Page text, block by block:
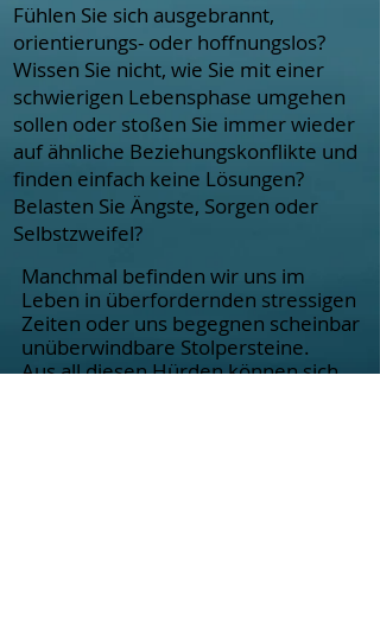
Fühlen Sie sich ausgebrannt,
orientierungs- oder hoffnungslos?
Wissen Sie nicht, wie Sie mit einer
schwierigen Lebensphase umgehen
sollen oder stoßen Sie immer wieder
auf ähnliche Beziehungskonflikte und
finden einfach keine Lösungen?
Belasten Sie Ängste, Sorgen oder
Selbstzweifel?
Manchmal befinden wir uns im
Leben in überfordernden stressigen
Zeiten oder uns begegnen scheinbar
unüberwindbare Stolpersteine.
Aus all diesen Hürden können sich